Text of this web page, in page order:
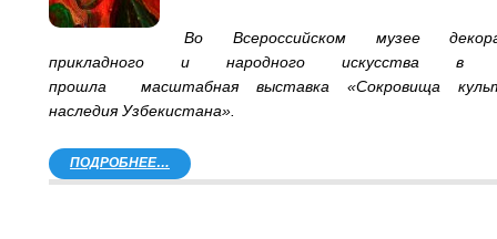
Во Всероссийском музее
прикладного и народного искусства в
прошла масштабная выставка «Сокровища
наследия Узбекистана».
ПОДРОБНЕЕ…